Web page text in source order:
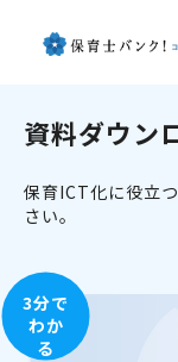
資料ダウン
保育ICT化に役立
さい。
3分で
わか
る